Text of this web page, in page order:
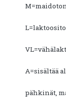
A=sisältää
pähkinät,